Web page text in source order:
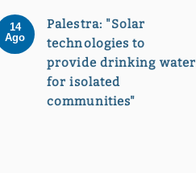
14
Ago
Palestra: "Solar
technologies to
provide drinking water
for isolated
communities"